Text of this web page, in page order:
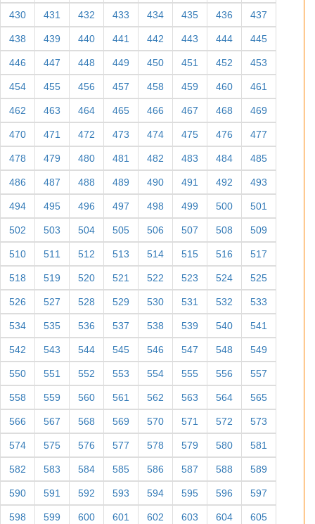
430 431 432 433 434 435 436 437
438 439 440 441 442 443 444 445
446 447 448 449 450 451 452 453
454 455 456 457 458 459 460 461
462 463 464 465 466 467 468 469
470 471 472 473 474 475 476 477
478 479 480 481 482 483 484 485
486 487 488 489 490 491 492 493
494 495 496 497 498 499 500 501
502 503 504 505 506 507 508 509
510 511 512 513 514 515 516 517
518 519 520 521 522 523 524 525
526 527 528 529 530 531 532 533
534 535 536 537 538 539 540 541
542 543 544 545 546 547 548 549
550 551 552 553 554 555 556 557
558 559 560 561 562 563 564 565
566 567 568 569 570 571 572 573
574 575 576 577 578 579 580 581
582 583 584 585 586 587 588 589
590 591 592 593 594 595 596 597
598 599 600 601 602 603 604 605